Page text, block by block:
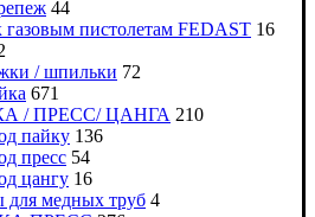
44
газовым пистолетам FEDAST 16
/ шпильки 72
671
/ ПРЕСС/ ЦАНГА 210
пайку 136
пресс 54
цангу 16
для медных труб 4